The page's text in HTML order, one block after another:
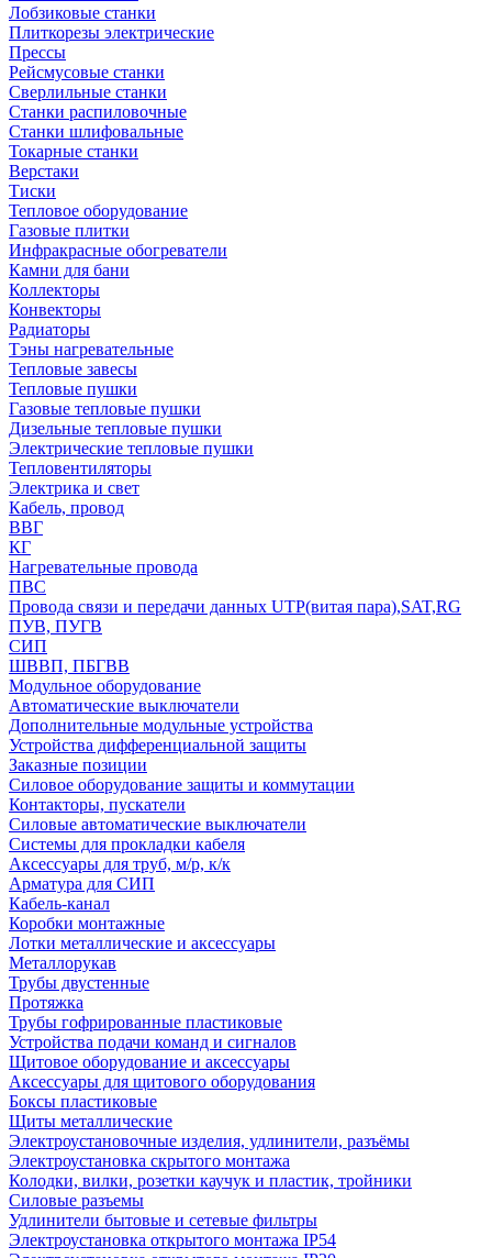
Лобзиковые станки
Плиткорезы электрические
Прессы
Рейсмусовые станки
Сверлильные станки
Станки распиловочные
Станки шлифовальные
Токарные станки
Верстаки
Тиски
Тепловое оборудование
Газовые плитки
Инфракрасные обогреватели
Камни для бани
Коллекторы
Конвекторы
Радиаторы
Тэны нагревательные
Тепловые завесы
Тепловые пушки
Газовые тепловые пушки
Дизельные тепловые пушки
Электрические тепловые пушки
Тепловентиляторы
Электрика и свет
Кабель, провод
ВВГ
КГ
Нагревательные провода
ПВС
Провода связи и передачи данных UTP(витая пара),SAT,RG
ПУВ, ПУГВ
СИП
ШВВП, ПБГВВ
Модульное оборудование
Автоматические выключатели
Дополнительные модульные устройства
Устройства дифференциальной защиты
Заказные позиции
Силовое оборудование защиты и коммутации
Контакторы, пускатели
Силовые автоматические выключатели
Системы для прокладки кабеля
Аксессуары для труб, м/р, к/к
Арматура для СИП
Кабель-канал
Коробки монтажные
Лотки металлические и аксессуары
Металлорукав
Трубы двустенные
Протяжка
Трубы гофрированные пластиковые
Устройства подачи команд и сигналов
Щитовое оборудование и аксессуары
Аксессуары для щитового оборудования
Боксы пластиковые
Щиты металлические
Электроустановочные изделия, удлинители, разъёмы
Электроустановка скрытого монтажа
Колодки, вилки, розетки каучук и пластик, тройники
Силовые разъемы
Удлинители бытовые и сетевые фильтры
Электроустановка открытого монтажа IP54